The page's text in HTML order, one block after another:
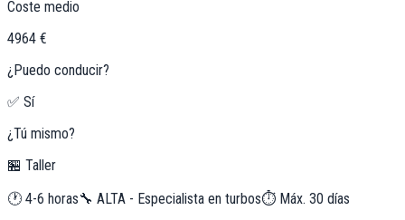
Coste medio
4964 €
¿Puedo conducir?
✅ Sí
¿Tú mismo?
🏪 Taller
🕐 4-6 horas🔧 ALTA - Especialista en turbos⏱️ Máx. 30 días